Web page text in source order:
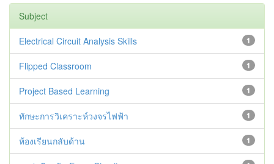
Subject
1
Electrical Circuit Analysis Skills
1
Flipped Classroom
1
Project Based Learning
1
ทักษะการวิเคราะห์วงจรไฟฟ้า
1
ห้องเรียนกลับด้าน